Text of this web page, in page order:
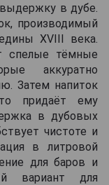
в дубе.
производимый
XVIII века.
спелые тёмные
аккуратно
Затем напиток
придаёт ему
в дубовых
чистоте и
в литровой
для баров и
вариант для